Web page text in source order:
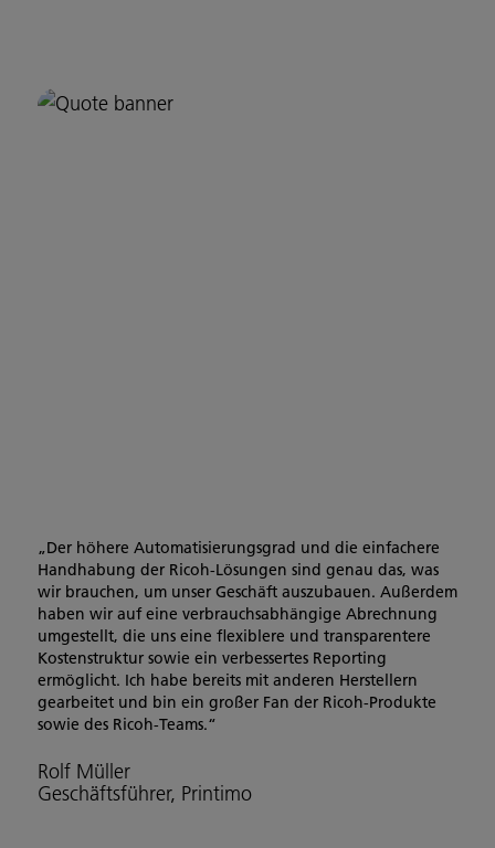
„Der höhere Automatisierungsgrad und die einfachere
Handhabung der Ricoh-Lösungen sind genau das, was
wir brauchen, um unser Geschäft auszubauen. Außerdem
haben wir auf eine verbrauchsabhängige Abrechnung
umgestellt, die uns eine flexiblere und transparentere
Kostenstruktur sowie ein verbessertes Reporting
ermöglicht. Ich habe bereits mit anderen Herstellern
gearbeitet und bin ein großer Fan der Ricoh-Produkte
sowie des Ricoh-Teams.“
Rolf Müller
Geschäftsführer, Printimo